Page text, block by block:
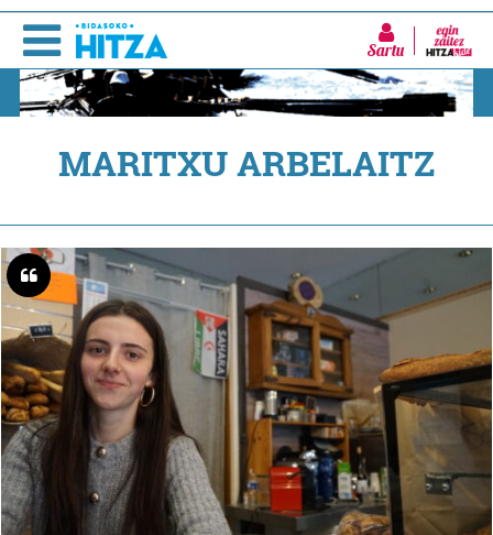
Sartu
MARITXU ARBELAITZ